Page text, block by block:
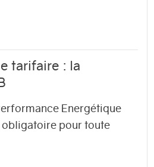
tarifaire : la
Energétique
pour toute